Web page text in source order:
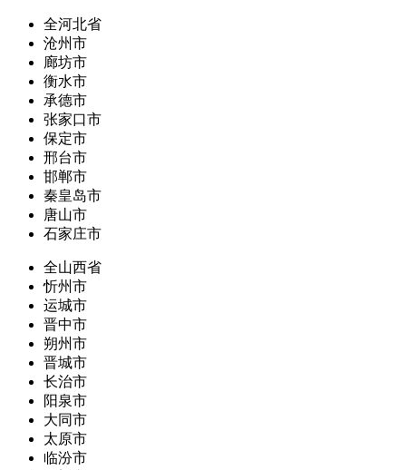
全河北省
沧州市
廊坊市
衡水市
承德市
张家口市
保定市
邢台市
邯郸市
秦皇岛市
唐山市
石家庄市
全山西省
忻州市
运城市
晋中市
朔州市
晋城市
长治市
阳泉市
大同市
太原市
临汾市